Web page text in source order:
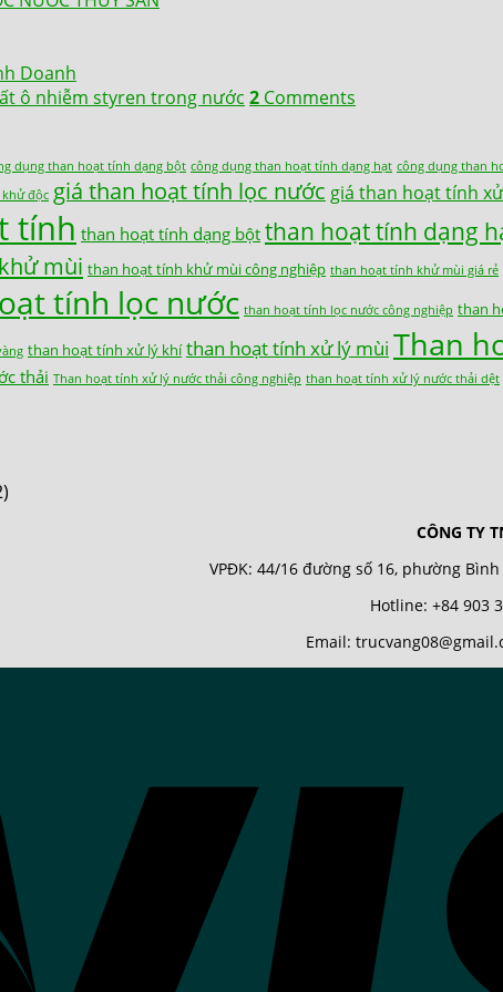
Doanh
ô nhiễm styren trong nước 2 Comments
dụng than hoạt tính dạng bột công dụng than hoạt tính dạng hạt công dụng than
độc giá than hoạt tính lọc nước giá than hoạt tính
tính than hoạt tính dạng bột than hoạt tính dạng
mùi than hoạt tính khử mùi công nghiệp than hoạt tính khử mùi giá rẻ
tính lọc nước than hoạt tính lọc nước công nghiệp than
than hoạt tính xử lý khí than hoạt tính xử lý mùi Than
thải Than hoạt tính xử lý nước thải công nghiệp than hoạt tính xử lý nước thải dệt
CÔNG TY
VPĐK: 44/16 đường số 16, phường
Hotline: +84 903
Email: